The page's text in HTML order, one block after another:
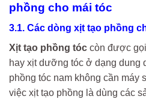
phồng cho mái tóc
3.1. Các dòng xịt tạo phồng
Xịt tạo phồng tóc còn được
hay xịt dưỡng tóc ở dạng dung
phồng tóc nam không cần máy
việc xịt tạo phồng là dùng các